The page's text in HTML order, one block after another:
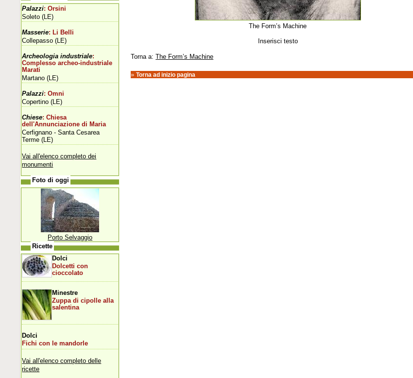
The Form’s Machine
Inserisci testo
Torna a:The Form’s Machine
»Torna ad inizio pagina
Palazzi: Orsini
Soleto (LE)
Masserie: Li Belli
Collepasso (LE)
Archeologia industriale:
Complesso archeo-industriale
Marati
Martano (LE)
Palazzi: Omni
Copertino (LE)
Chiese: Chiesa
dell'Annunciazione di Maria
Cerfignano - Santa Cesarea
Terme (LE)
Vai all'elenco completo dei
monumenti
Foto di oggi
Porto Selvaggio
Ricette
Dolci
Dolcetti con
cioccolato
Minestre
Zuppa di cipolle alla
salentina
Dolci
Fichi con le mandorle
Vai all'elenco completo delle
ricette